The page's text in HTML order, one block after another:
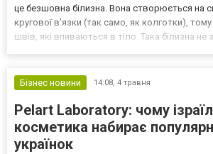
це безшовна білизна. Вона створюється на
кругової в’язки (так само, як колготки), тому
швів, які впиваються в тіло. Така білизна не
Бізнес новини
14:08, 4 травня
Pelart Laboratory: чому
косметика набирає
українок